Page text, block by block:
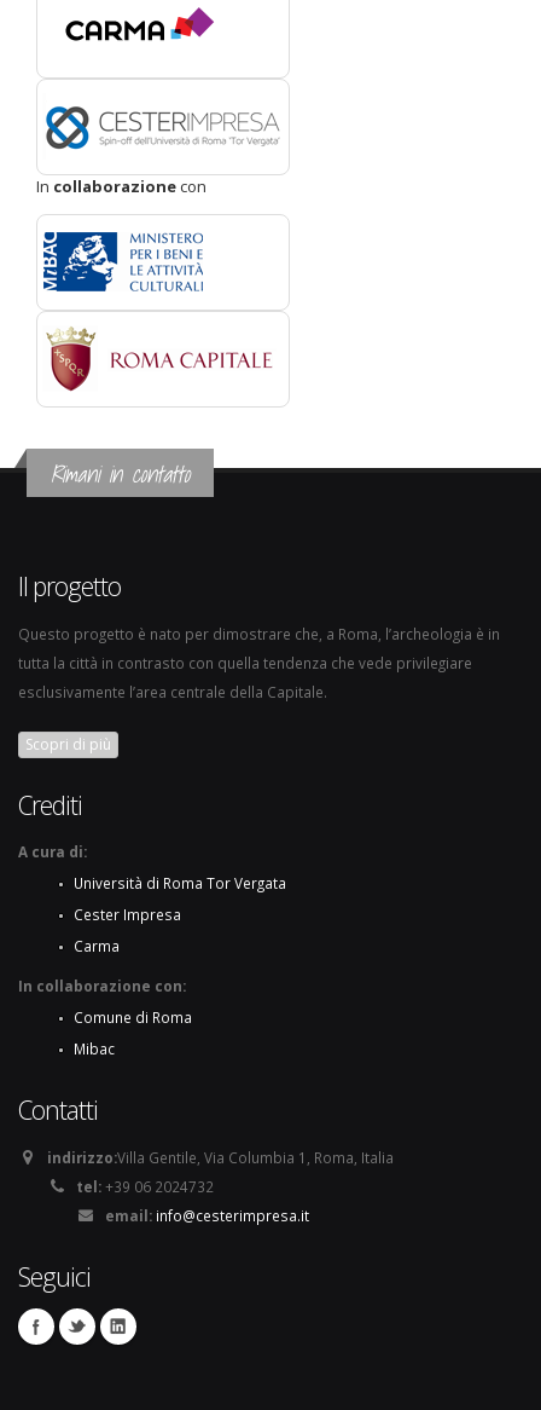
In collaborazionecon
Rimani in contatto
Il progetto
Questo progetto è nato per dimostrare che, a Roma, l’archeologia è in
tutta la città in contrasto con quella tendenza che vede privilegiare
esclusivamente l’area centrale della Capitale.
Scopri di più
Crediti
A cura di:
Università di Roma Tor Vergata
Cester Impresa
Carma
In collaborazione con:
Comune di Roma
Mibac
Contatti
indirizzo:Villa Gentile, Via Columbia 1, Roma, Italia
tel:+39 06 2024732
email: info@cesterimpresa.it
Seguici